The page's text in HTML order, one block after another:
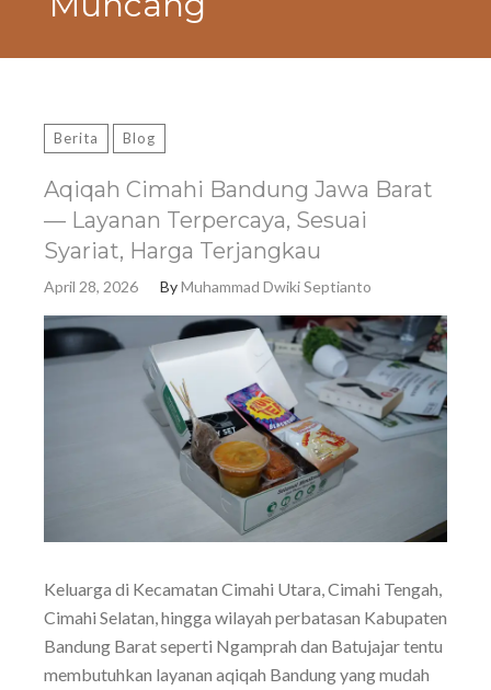
Berita Blog
Aqiqah Cimahi Bandung Jawa Barat
— Layanan Terpercaya, Sesuai
Syariat, Harga Terjangkau
April 28, 2026 ByMuhammad Dwiki Septianto
Keluarga di Kecamatan Cimahi Utara, Cimahi Tengah,
Cimahi Selatan, hingga wilayah perbatasan Kabupaten
Bandung Barat seperti Ngamprah dan Batujajar tentu
membutuhkan layanan aqiqah Bandung yang mudah